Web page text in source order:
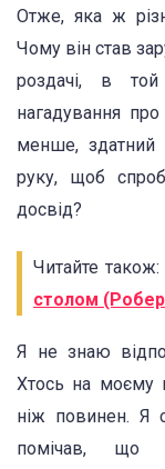
Отже, яка ж
Чому він став
роздачі, в
нагадування
менше, здатний
руку, щоб
досвід?
Читайте також:
столом
Я не знаю
Хтось на моєму
ніж повинен. Я
помічав, що